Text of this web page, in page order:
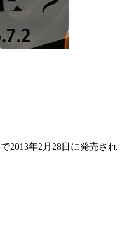
2013年2月28日に発売され